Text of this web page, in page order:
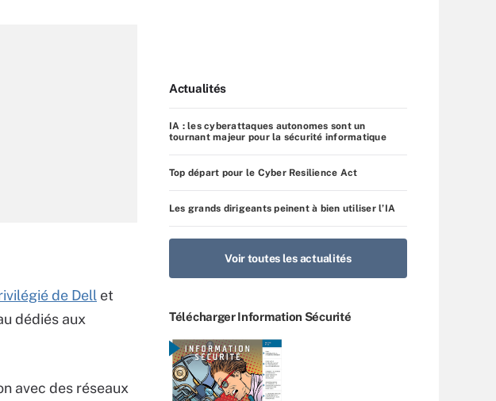
de Dell et
dédiés aux
avec des réseaux
Actualités
IA : les cyberattaques autonomes sont un
tournant majeur pour la sécurité informatique
Top départ pour le Cyber Resilience Act
Les grands dirigeants peinent à bien utiliser l’IA
Voir toutes les actualités
Télécharger Information Sécurité